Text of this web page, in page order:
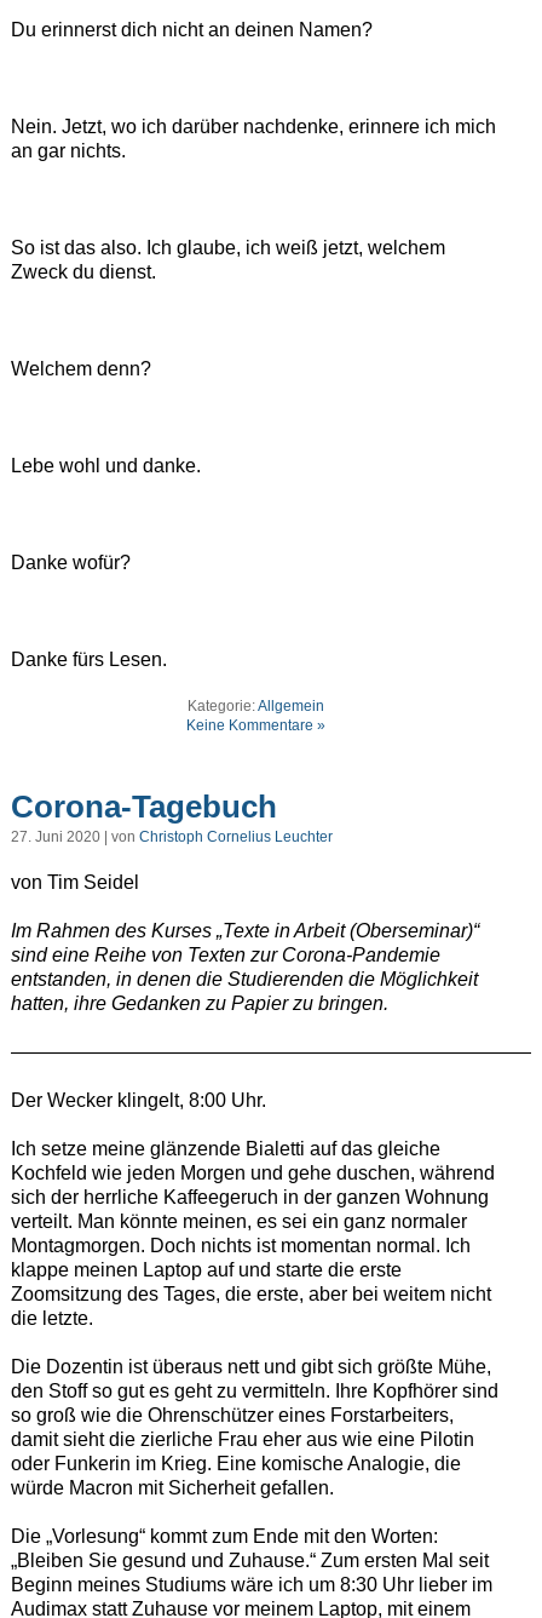
Du erinnerst dich nicht an deinen Namen?
Nein. Jetzt, wo ich darüber nachdenke, erinnere ich mich
an gar nichts.
So ist das also. Ich glaube, ich weiß jetzt, welchem
Zweck du dienst.
Welchem denn?
Lebe wohl und danke.
Danke wofür?
Danke fürs Lesen.
Kategorie:Allgemein
Keine Kommentare »
Corona-Tagebuch
27. Juni 2020 | von Christoph Cornelius Leuchter
von Tim Seidel
Im Rahmen des Kurses „Texte in Arbeit (Oberseminar)“
sind eine Reihe von Texten zur Corona-Pandemie
entstanden, in denen die Studierenden die Möglichkeit
hatten, ihre Gedanken zu Papier zu bringen.
Der Wecker klingelt, 8:00 Uhr.
Ich setze meine glänzende Bialetti auf das gleiche
Kochfeld wie jeden Morgen und gehe duschen, während
sich der herrliche Kaffeegeruch in der ganzen Wohnung
verteilt. Man könnte meinen, es sei ein ganz normaler
Montagmorgen. Doch nichts ist momentan normal. Ich
klappe meinen Laptop auf und starte die erste
Zoomsitzung des Tages, die erste, aber bei weitem nicht
die letzte.
Die Dozentin ist überaus nett und gibt sich größte Mühe,
den Stoff so gut es geht zu vermitteln. Ihre Kopfhörer sind
so groß wie die Ohrenschützer eines Forstarbeiters,
damit sieht die zierliche Frau eher aus wie eine Pilotin
oder Funkerin im Krieg. Eine komische Analogie, die
würde Macron mit Sicherheit gefallen.
Die „Vorlesung“ kommt zum Ende mit den Worten:
„Bleiben Sie gesund und Zuhause.“ Zum ersten Mal seit
Beginn meines Studiums wäre ich um 8:30 Uhr lieber im
Audimax statt Zuhause vor meinem Laptop, mit einem